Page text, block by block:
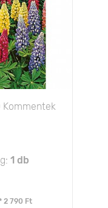
Kommentek
1 db
2 790 Ft